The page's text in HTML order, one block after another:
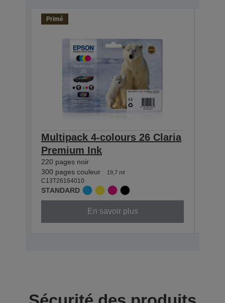
Primé
Multipack 4-colours 26 Claria
Premium Ink
220 pages noir
300 pages couleur
19,7 ml
C13T26164010
STANDARD
En savoir plus